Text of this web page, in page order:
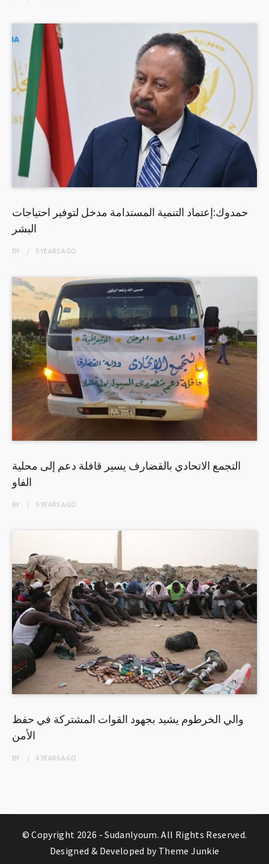
حمدوك:إعتماد التنمية المستدامة مدخل لتوفير احتياجات
البشر
BY 5 YEARSAGO
التجمع الاتحادي بالقضارف يسير قافلة دعم إلى محلية
الفاو
BY 5 YEARSAGO
والي الخرطوم يشيد بجهود القوات المشتركة في حفظ
الأمن
BY 4 YEARSAGO
© Copyright 2026 -Sudanlyoum. All Rights Reserved.
Designed & Developed by Theme Junkie